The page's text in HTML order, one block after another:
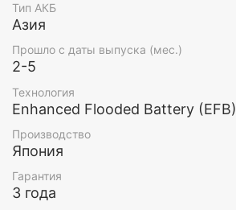
Тип АКБ
Азия
Прошло с даты выпуска (мес.)
2-5
Технология
Enhanced Flooded Battery (EFB)
Производство
Япония
Гарантия
3 года